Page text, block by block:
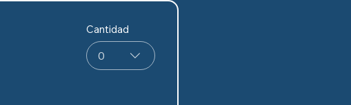
Cantidad
0